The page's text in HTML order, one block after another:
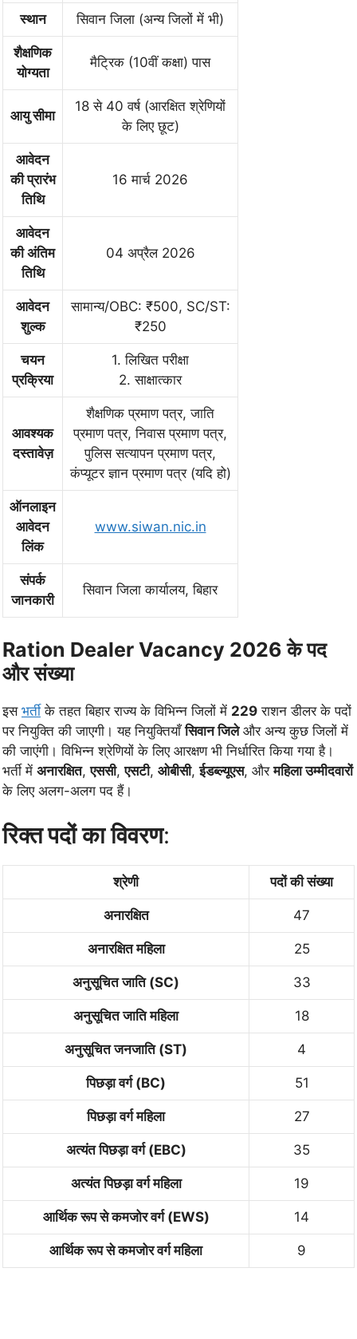
स्थान सिवान जिला (अन्य जिलों में भी)
शैक्षणिक
योग्यता
मैट्रिक (10वीं कक्षा) पास
आयु सीमा
18 से 40 वर्ष (आरक्षित श्रेणियों
के लिए छूट)
आवेदन
की प्रारंभ
तिथि
16 मार्च 2026
आवेदन
की अंतिम
तिथि
04 अप्रैल 2026
आवेदन
शुल्क
सामान्य/OBC: ₹500, SC/ST:
₹250
चयन
प्रक्रिया
1. लिखित परीक्षा
2. साक्षात्कार
आवश्यक
दस्तावेज़
शैक्षणिक प्रमाण पत्र, जाति
प्रमाण पत्र, निवास प्रमाण पत्र,
पुलिस सत्यापन प्रमाण पत्र,
कंप्यूटर ज्ञान प्रमाण पत्र (यदि हो)
ऑनलाइन
आवेदन
लिंक
www.siwan.nic.in
संपर्क
जानकारी
सिवान जिला कार्यालय, बिहार
Ration Dealer Vacancy 2026 के पद
और संख्या
इस भर्ती के तहत बिहार राज्य के विभिन्न जिलों में 229 राशन डीलर के पदों
पर नियुक्ति की जाएगी। यह नियुक्तियाँसिवान जिलेऔर अन्य कुछ जिलों में
की जाएंगी। विभिन्न श्रेणियों के लिए आरक्षण भी निर्धारित किया गया है।
भर्ती में अनारक्षित,एससी,एसटी, ओबीसी,ईडब्ल्यूएस, औरमहिला उम्मीदवारों
के लिए अलग-अलग पद हैं।
रिक्त पदों का विवरण:
श्रेणी पदों की संख्या
अनारक्षित 47
अनारक्षित महिला 25
अनुसूचित जाति (SC) 33
अनुसूचित जाति महिला 18
अनुसूचित जनजाति (ST) 4
पिछड़ा वर्ग (BC) 51
पिछड़ा वर्ग महिला 27
अत्यंत पिछड़ा वर्ग (EBC) 35
अत्यंत पिछड़ा वर्ग महिला 19
आर्थिक रूप से कमजोर वर्ग (EWS) 14
आर्थिक रूप से कमजोर वर्ग महिला 9